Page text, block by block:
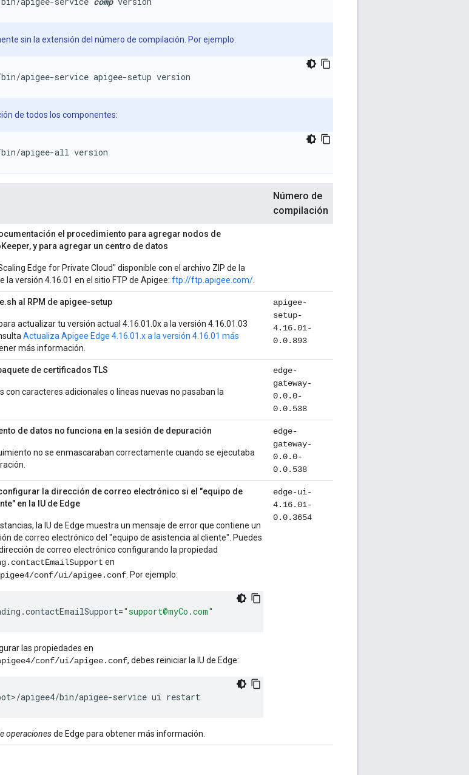
sin la extensión del número de compilación. Por ejemplo:
apigee-service apigee-setup version
de todos los componentes:
apigee-all version
Número de
compilación
el procedimiento para agregar nodos de
y para agregar un centro de datos
Edge for Private Cloud" disponible con el archivo ZIP de la
la versión 4.16.01 en el sitio FTP de Apigee: ftp://ftp.apigee.com/
al RPM de apigee-setup
actualizar tu versión actual 4.16.01.0x a la versión 4.16.01.03
Actualiza Apigee Edge 4.16.01.x a la versión 4.16.01 más
más información.
apigee-
setup-
4.16.01-
0.0.893
de certificados TLS
con caracteres adicionales o líneas nuevas no pasaban la
edge-
gateway-
0.0.0-
0.0.538
de datos no funciona en la sesión de depuración
no se enmascaraban correctamente cuando se ejecutaba
edge-
gateway-
0.0.0-
0.0.538
la dirección de correo electrónico si el "equipo de
en la IU de Edge
la IU de Edge muestra un mensaje de error que contiene un
de correo electrónico del "equipo de asistencia al cliente". Puedes
de correo electrónico configurando la propiedad
en
conf/ui/apigee.conf . Por ejemplo:
.contactEmailSupport="support@myCo.com"
las propiedades en
conf/ui/apigee.conf, debes reiniciar la IU de Edge:
apigee4/bin/apigee-service ui restart
operacionesde Edge para obtener más información.
edge-ui-
4.16.01-
0.0.3654